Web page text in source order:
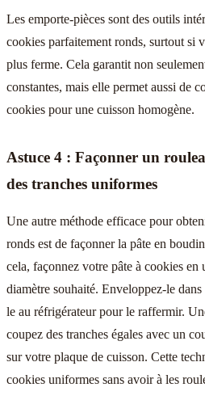
Les emporte-pièces sont des outils
cookies parfaitement ronds, surtout si
plus ferme. Cela garantit non
constantes, mais elle permet aussi de
cookies pour une cuisson homogène.
Astuce 4 : Façonner un
des tranches uniformes
Une autre méthode efficace pour
ronds est de façonner la pâte en
cela, façonnez votre pâte à cookies
diamètre souhaité. Enveloppez-le
le au réfrigérateur pour le raffermir.
coupez des tranches égales avec un
sur votre plaque de cuisson. Cette
cookies uniformes sans avoir à les